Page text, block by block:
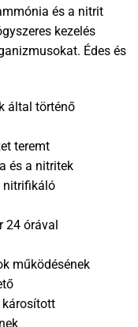
és a nitrit
kezelés
Édes és
által történő
teremt
és a nitritek
nitrifikáló
24 órával
működésének
károsított